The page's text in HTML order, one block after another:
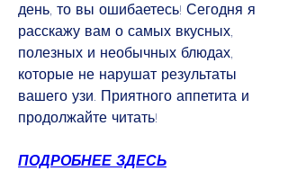
день, то вы ошибаетесь! Сегодня я
расскажу вам о самых вкусных,
полезных и необычных блюдах,
которые не нарушат результаты
вашего узи. Приятного аппетита и
продолжайте читать!
ПОДРОБНЕЕ ЗДЕСЬ